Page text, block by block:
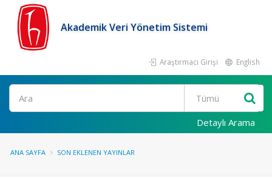
Akademik Veri Yönetim Sistemi
Araştırmacı Girişi English
Ara
Detaylı Arama
ANA SAYFA SON EKLENEN YAYINLAR